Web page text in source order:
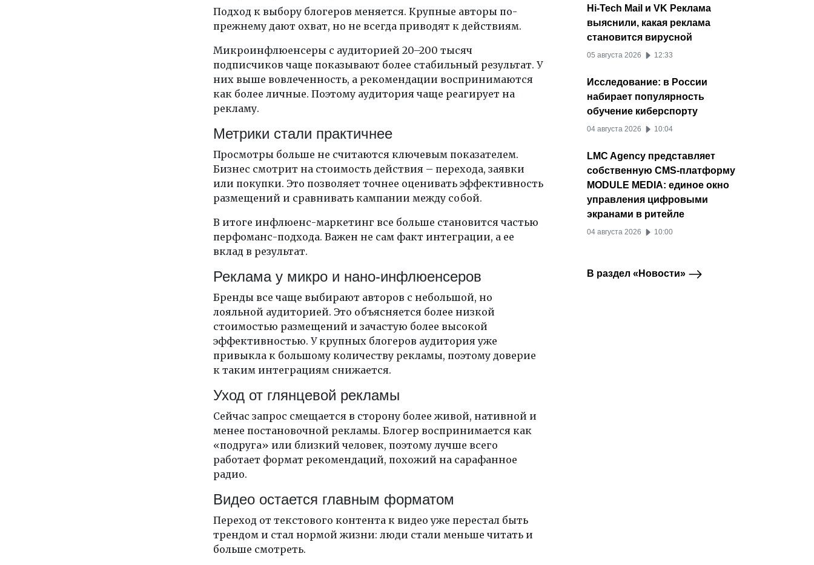
Подход к выбору блогеров меняется. Крупные авторы по-
прежнему дают охват, но не всегда приводят к действиям.
Микроинфлюенсеры с аудиторией 20–200 тысяч
подписчиков чаще показывают более стабильный результат. У
них выше вовлеченность, а рекомендации воспринимаются
как более личные. Поэтому аудитория чаще реагирует на
рекламу.
Метрики стали практичнее
Просмотры больше не считаются ключевым показателем.
Бизнес смотрит на стоимость действия – перехода, заявки
или покупки. Это позволяет точнее оценивать эффективность
размещений и сравнивать кампании между собой.
В итоге инфлюенс-маркетинг все больше становится частью
перфоманс-подхода. Важен не сам факт интеграции, а ее
вклад в результат.
Реклама у микро и нано-инфлюенсеров
Бренды все чаще выбирают авторов с небольшой, но
лояльной аудиторией. Это объясняется более низкой
стоимостью размещений и зачастую более высокой
эффективностью. У крупных блогеров аудитория уже
привыкла к большому количеству рекламы, поэтому доверие
к таким интеграциям снижается.
Уход от глянцевой рекламы
Сейчас запрос смещается в сторону более живой, нативной и
менее постановочной рекламы. Блогер воспринимается как
«подруга» или близкий человек, поэтому лучше всего
работает формат рекомендаций, похожий на сарафанное
радио.
Видео остается главным форматом
Переход от текстового контента к видео уже перестал быть
трендом и стал нормой жизни: люди стали меньше читать и
больше смотреть.
Hi-Tech Mail и VK Реклама
выяснили, какая реклама
становится вирусной
05 августа 2026 12:33
Исследование: в России
набирает популярность
обучение киберспорту
04 августа 2026 10:04
LMC Agency представляет
собственную CMS-платформу
MODULE MEDIA: единое окно
управления цифровыми
экранами в ритейле
04 августа 2026 10:00
В раздел «Новости»